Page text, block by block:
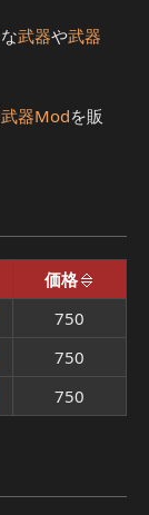
武器や武器
武器Modを販
価格
750
750
750